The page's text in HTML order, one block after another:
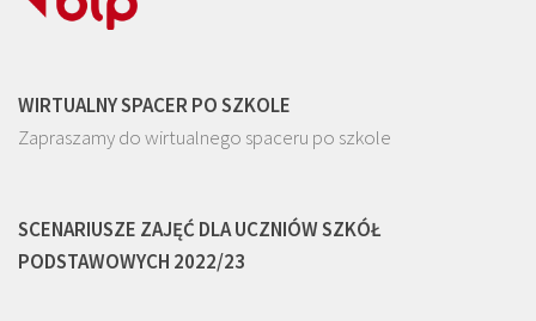
WIRTUALNY SPACER PO SZKOLE
Zapraszamy do wirtualnego spaceru po szkole
SCENARIUSZE ZAJĘĆ DLA UCZNIÓW SZKÓŁ
PODSTAWOWYCH 2022/23